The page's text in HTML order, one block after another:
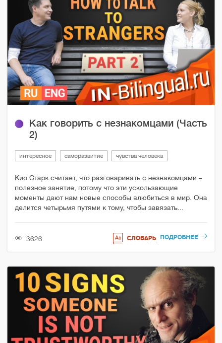
Как говорить с незнакомцами (Часть
2)
интересное саморазвитие чувства человека
Кио Старк считает, что разговаривать с незнакомцами –
полезное занятие, потому что эти ускользающие
моменты дают нам новые способы влюбиться в мир. Она
делится четырьмя путями к тому, чтобы завязать...
3626 СЛОВАРЬ ПОДРОБНЕЕ